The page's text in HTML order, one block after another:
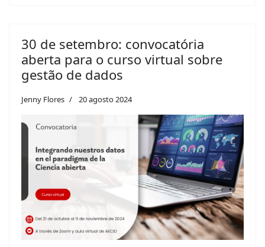
30 de setembro: convocatória
aberta para o curso virtual sobre
gestão de dados
Jenny Flores 20 agosto 2024